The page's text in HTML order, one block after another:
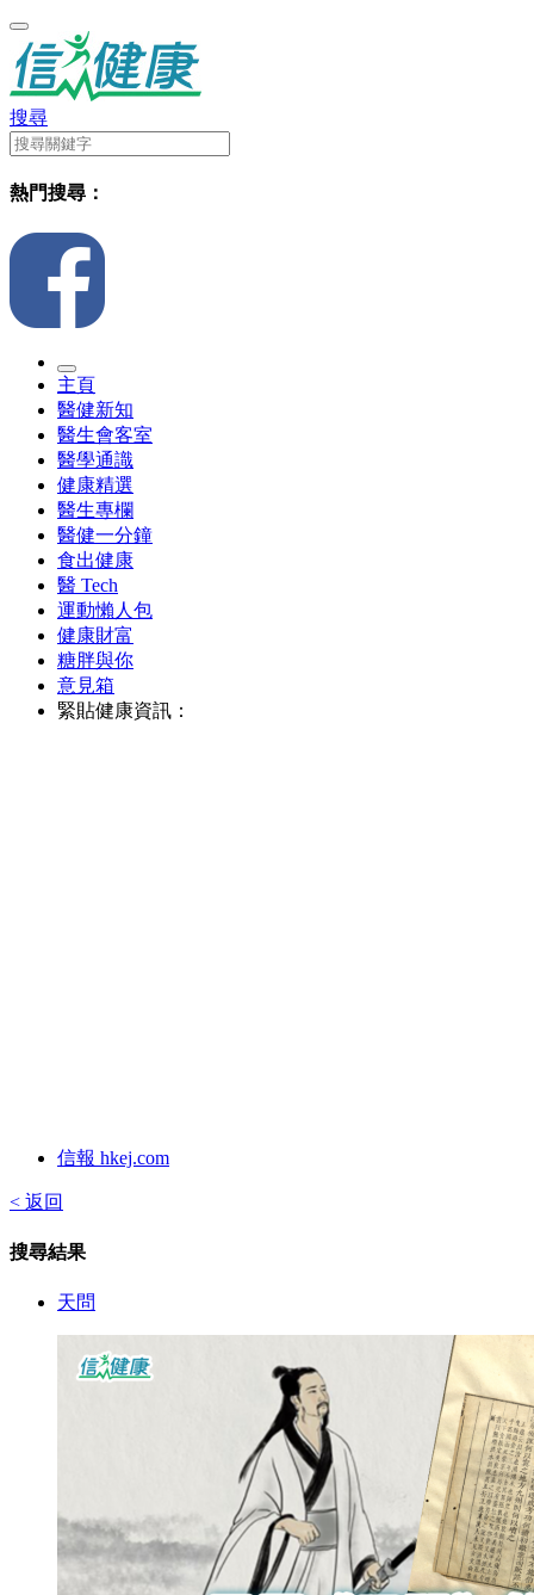
搜尋
熱門搜尋：
主頁
醫健新知
醫生會客室
醫學通識
健康精選
醫生專欄
醫健一分鐘
食出健康
醫 Tech
運動懶人包
健康財富
糖胖與你
意見箱
緊貼健康資訊：
信報 hkej.com
< 返回
搜尋結果
天問